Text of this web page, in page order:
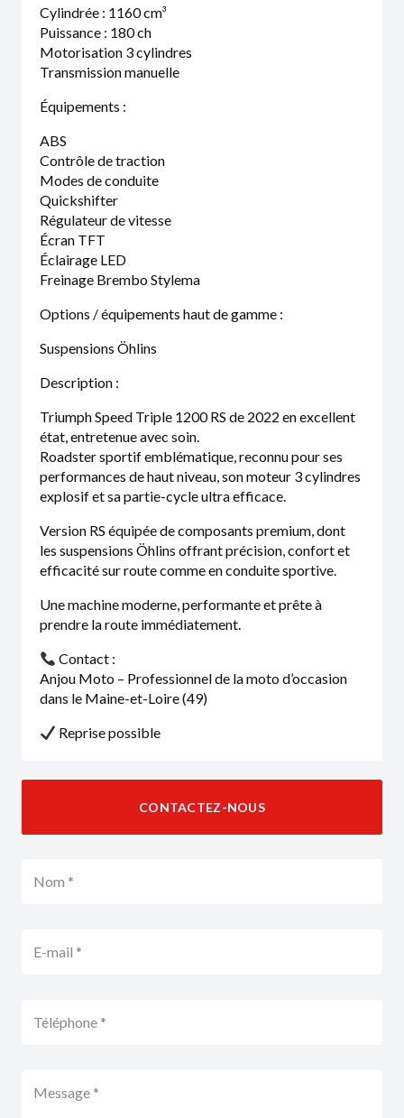
Cylindrée : 1160 cm³
Puissance : 180 ch
Motorisation 3 cylindres
Transmission manuelle
Équipements :
ABS
Contrôle de traction
Modes de conduite
Quickshifter
Régulateur de vitesse
Écran TFT
Éclairage LED
Freinage Brembo Stylema
Options / équipements haut de gamme :
Suspensions Öhlins
Description :
Triumph Speed Triple 1200 RS de 2022 en excellent
état, entretenue avec soin.
Roadster sportif emblématique, reconnu pour ses
performances de haut niveau, son moteur 3 cylindres
explosif et sa partie-cycle ultra efficace.
Version RS équipée de composants premium, dont
les suspensions Öhlins offrant précision, confort et
efficacité sur route comme en conduite sportive.
Une machine moderne, performante et prête à
prendre la route immédiatement.
Contact :
Anjou Moto – Professionnel de la moto d’occasion
dans le Maine-et-Loire (49)
Reprise possible
CONTACTEZ-NOUS